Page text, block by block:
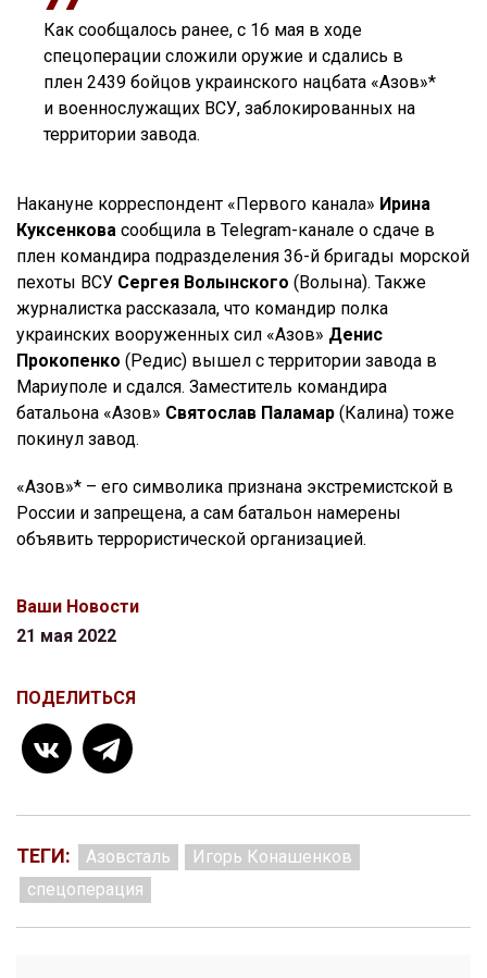
Как сообщалось ранее, с 16 мая в ходе
спецоперации сложили оружие и сдались в
плен 2439 бойцов украинского нацбата «Азов»*
и военнослужащих ВСУ, заблокированных на
территории завода.
Накануне корреспондент «Первого канала» Ирина
Куксенкова сообщила в Telegram-канале о сдаче в
плен командира подразделения 36-й бригады морской
пехоты ВСУ Сергея Волынского (Волына). Также
журналистка рассказала, что командир полка
украинских вооруженных сил «Азов» Денис
Прокопенко (Редис) вышел с территории завода в
Мариуполе и сдался. Заместитель командира
батальона «Азов» Святослав Паламар (Калина) тоже
покинул завод.
«Азов»* – его символика признана экстремистской в
России и запрещена, а сам батальон намерены
объявить террористической организацией.
Ваши Новости
21 мая 2022
ПОДЕЛИТЬСЯ
ТЕГИ: Азовсталь
Игорь Конашенков
спецоперация